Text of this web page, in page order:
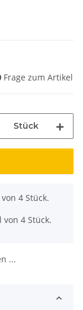
Frage zum Artikel
Stück
4 Stück.
4 Stück.
...